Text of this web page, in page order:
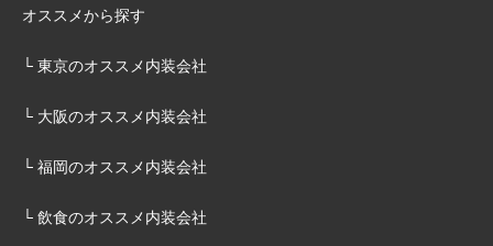
オススメから探す
└ 東京のオススメ内装会社
└ 大阪のオススメ内装会社
└ 福岡のオススメ内装会社
└ 飲食のオススメ内装会社